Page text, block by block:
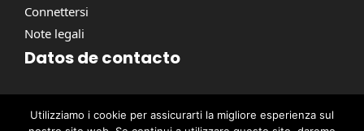
Connettersi
Note legali
Datos de contacto
contact@pausacaffe.net
Utilizziamo i cookie per assicurarti la migliore esperienza sul